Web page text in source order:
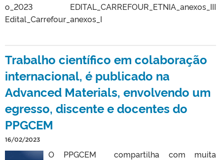
o_2023 EDITAL_CARREFOUR_ETNIA_anexos_III
Edital_Carrefour_anexos_I
Trabalho científico em colaboração
internacional, é publicado na
Advanced Materials, envolvendo um
egresso, discente e docentes do
PPGCEM
16/02/2023
O PPGCEM compartilha com muita